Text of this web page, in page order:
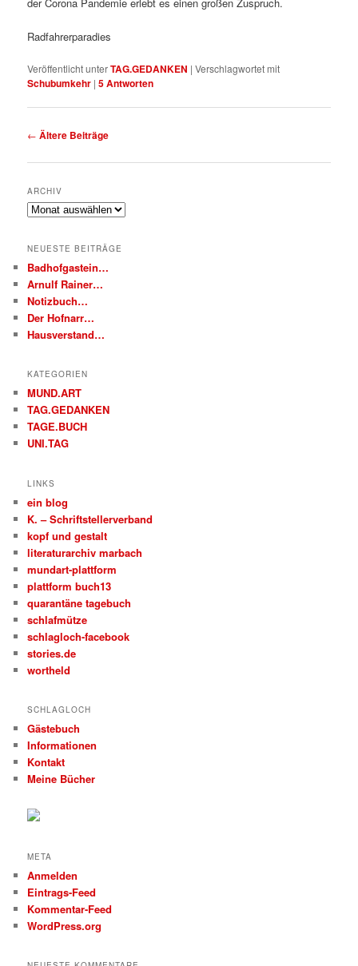
Radfahrerparadies
Veröffentlicht unterTAG.GEDANKEN |Verschlagwortet mit
Schubumkehr |5Antworten
Beitragsnavigation
← Ältere Beiträge
ARCHIV
Archiv
NEUESTE BEITRÄGE
Badhofgastein…
Arnulf Rainer…
Notizbuch…
Der Hofnarr…
Hausverstand…
KATEGORIEN
MUND.ART
TAG.GEDANKEN
TAGE.BUCH
UNI.TAG
LINKS
ein blog
K. – Schriftstellerverband
kopf und gestalt
literaturarchiv marbach
mundart-plattform
plattform buch13
quarantäne tagebuch
schlafmütze
schlagloch-facebook
stories.de
wortheld
SCHLAGLOCH
Gästebuch
Informationen
Kontakt
Meine Bücher
META
Anmelden
Eintrags-Feed
Kommentar-Feed
WordPress.org